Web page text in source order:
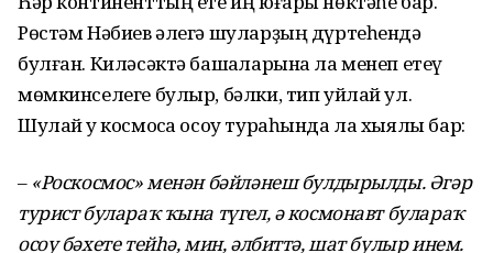
Рөстәм Нәбиев әлегә шуларҙың дүртеһендә
булған. Киләсәктә башҡаларына ла менеп етеү
мөмкинселеге булыр, бәлки, тип уйлай ул.
Шулай уҡ космосҡа осоу тураһында ла хыялы бар:
–«Роскосмос» менән бәйләнеш булдырылды. Әгәр
турист булараҡ ҡына түгел, ә космонавт булараҡ
осоу бәхете тейһә, мин, әлбиттә, шат булыр инем.